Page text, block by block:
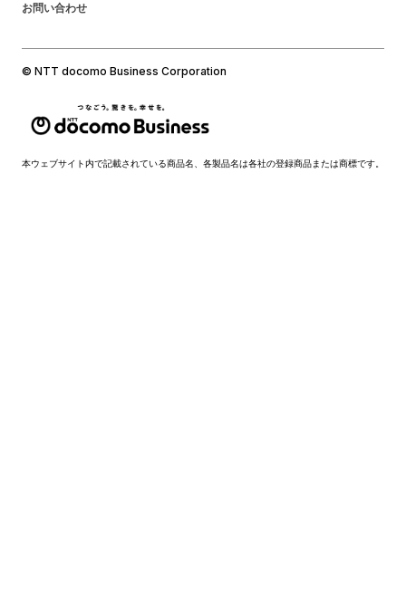
お問い合わせ
© NTT docomo Business Corporation
本ウェブサイト内で記載されている商品名、各製品名は各社の登録商品または商標です。